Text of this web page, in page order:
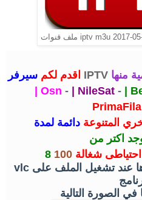
اقدم لكم IPTV منها
| Osn - | NileSat -|
PrimaFila
المتنوعة دائمة لمدة
اكتر من
احتياطى شغالة
vlc عند تشغيل الملف على
في الصورة التالية